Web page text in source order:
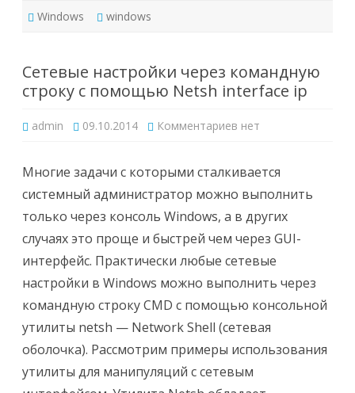
Windows windows
Сетевые настройки через командную
строку с помощью Netsh interface ip
admin 09.10.2014 Комментариев к
через
командную
строку
с
помощью
Netsh
interface
ip
нет
Многие задачи с которыми сталкивается
системный администратор можно выполнить
только через консоль Windows, а в других
случаях это проще и быстрей чем через GUI-
интерфейс. Практически любые сетевые
настройки в Windows можно выполнить через
командную строку CMD с помощью консольной
утилиты netsh — Network Shell (сетевая
оболочка). Рассмотрим примеры использования
утилиты для манипуляций с сетевым